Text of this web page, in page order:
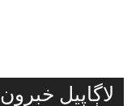
لاڳاپيل خبرون